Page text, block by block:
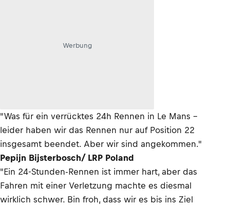
Werbung
"Was für ein verrücktes 24h Rennen in Le Mans -
leider haben wir das Rennen nur auf Position 22
insgesamt beendet. Aber wir sind angekommen."
Pepijn Bijsterbosch/ LRP Poland
"Ein 24-Stunden-Rennen ist immer hart, aber das
Fahren mit einer Verletzung machte es diesmal
wirklich schwer. Bin froh, dass wir es bis ins Ziel